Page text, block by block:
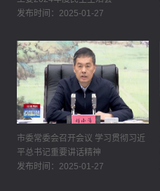
发布时间：2025-01-27
市委常委会召开会议 学习贯彻习近
平总书记重要讲话精神
发布时间：2025-01-27